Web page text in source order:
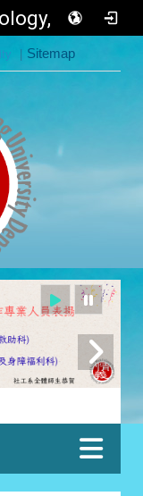
FGU
| Sitemap